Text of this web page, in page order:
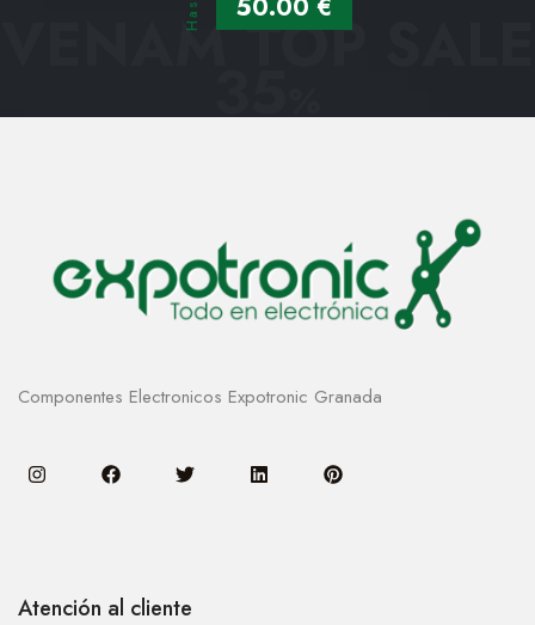
50.00 €
VENAM TOP SALE
35
Componentes Electronicos Expotronic Granada
Atención al cliente